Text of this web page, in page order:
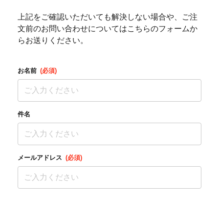
上記をご確認いただいても解決しない場合や、ご注
文前のお問い合わせについてはこちらのフォームか
らお送りください。
お名前 (必須)
件名
メールアドレス (必須)